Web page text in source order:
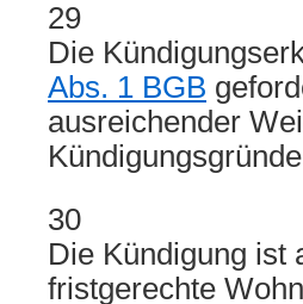
29
Die
Abs. 1 BGB
ausreichender
30
Die Kündigung ist
fristgerechte